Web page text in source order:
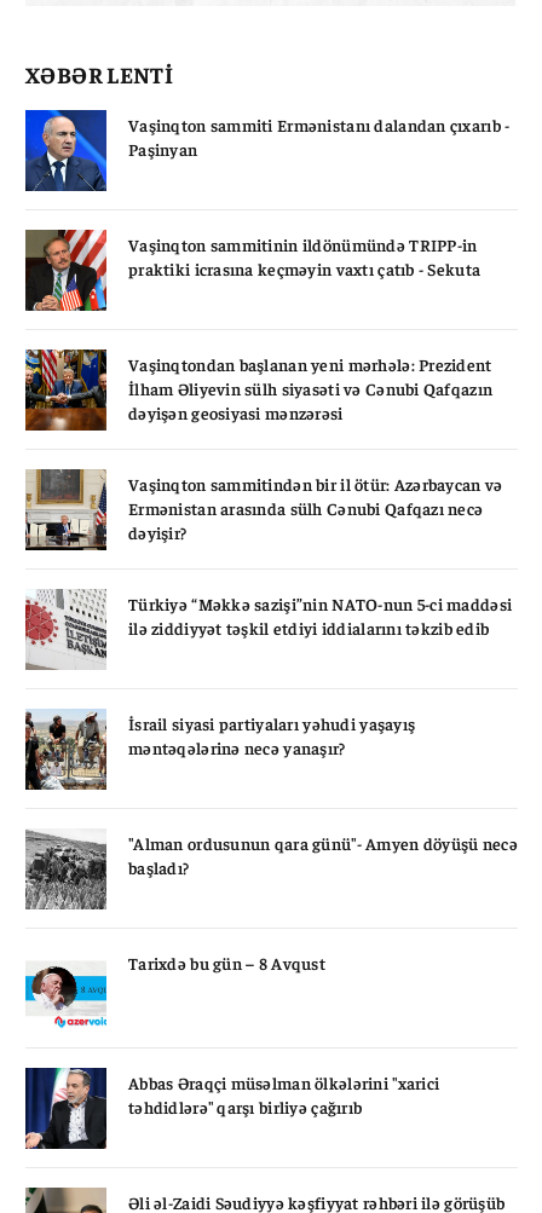
XƏBƏR LENTİ
Vaşinqton sammiti Ermənistanı dalandan çıxarıb -
Paşinyan
Vaşinqton sammitinin ildönümündə TRIPP-in
praktiki icrasına keçməyin vaxtı çatıb - Sekuta
Vaşinqtondan başlanan yeni mərhələ: Prezident
İlham Əliyevin sülh siyasəti və Cənubi Qafqazın
dəyişən geosiyasi mənzərəsi
Vaşinqton sammitindən bir il ötür: Azərbaycan və
Ermənistan arasında sülh Cənubi Qafqazı necə
dəyişir?
Türkiyə “Məkkə sazişi”nin NATO-nun 5-ci maddəsi
ilə ziddiyyət təşkil etdiyi iddialarını təkzib edib
İsrail siyasi partiyaları yəhudi yaşayış
məntəqələrinə necə yanaşır?
"Alman ordusunun qara günü"- Amyen döyüşü necə
başladı?
Tarixdə bu gün – 8 Avqust
Abbas Əraqçi müsəlman ölkələrini "xarici
təhdidlərə" qarşı birliyə çağırıb
Əli əl-Zaidi Səudiyyə kəşfiyyat rəhbəri ilə görüşüb